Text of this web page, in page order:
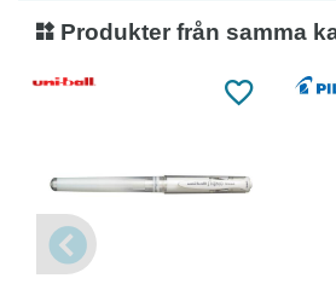
Produkter från samma
Köp